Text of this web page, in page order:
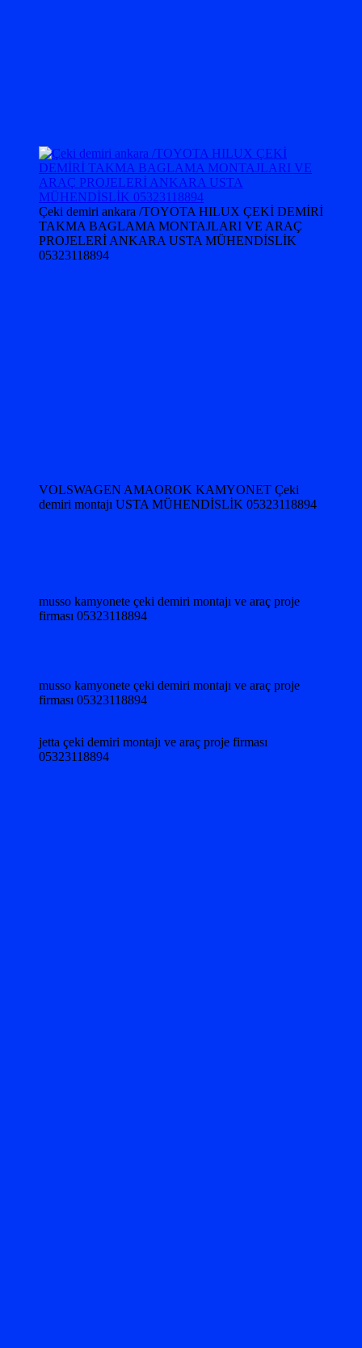
Çeki demiri ankara /TOYOTA HILUX ÇEKİ DEMİRİ
TAKMA BAGLAMA MONTAJLARI VE ARAÇ
PROJELERİ ANKARA USTA MÜHENDİSLİK
05323118894
VOLSWAGEN AMAOROK KAMYONET Çeki
demiri montajı USTA MÜHENDİSLİK 05323118894
musso kamyonete çeki demiri montajı ve araç proje
firması 05323118894
musso kamyonete çeki demiri montajı ve araç proje
firması 05323118894
jetta çeki demiri montajı ve araç proje firması
05323118894